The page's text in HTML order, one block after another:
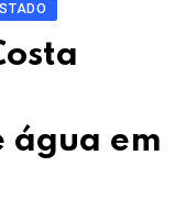
água em